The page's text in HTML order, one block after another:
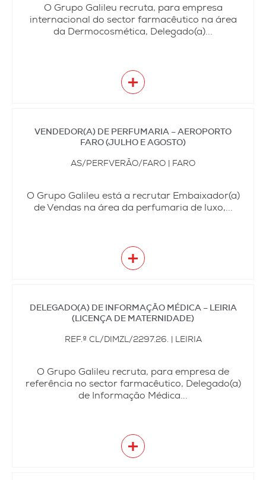
O Grupo Galileu recruta, para empresa
internacional do sector farmacêutico na área
da Dermocosmética, Delegado(a)...
+
VENDEDOR(A) DE PERFUMARIA – AEROPORTO
FARO (JULHO E AGOSTO)
AS/PERFVERÃO/FARO | FARO
O Grupo Galileu está a recrutar Embaixador(a)
de Vendas na área da perfumaria de luxo,...
+
DELEGADO(A) DE INFORMAÇÃO MÉDICA – LEIRIA
(LICENÇA DE MATERNIDADE)
REF.ª CL/DIMZL/2297.26. | LEIRIA
O Grupo Galileu recruta, para empresa de
referência no sector farmacêutico, Delegado(a)
de Informação Médica...
+